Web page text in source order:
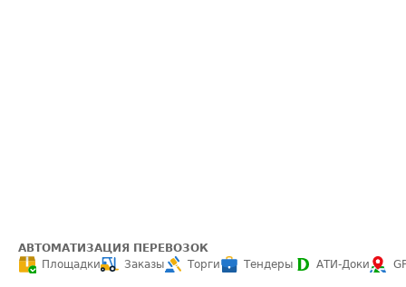
АВТОМАТИЗАЦИЯ ПЕРЕВОЗОК
Площадки
Заказы Торги Тендеры АТИ-Доки